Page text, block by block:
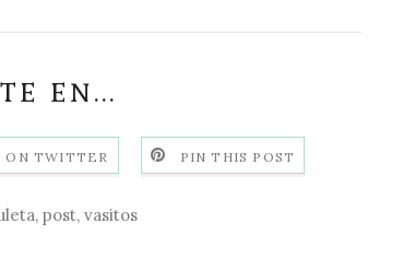
EN...
ON TWITTER PIN THIS POST
, post, vasitos